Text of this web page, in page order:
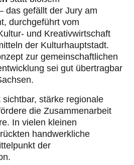
das gefällt der Jury am
durchgeführt vom
und Kreativwirtschaft
der Kulturhauptstadt.
zur gemeinschaftlichen
sei gut übertragbar
stärke regionale
die Zusammenarbeit
In vielen kleinen
handwerkliche
der